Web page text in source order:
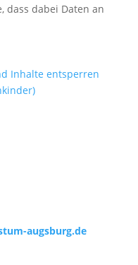
dass dabei Daten an
Inhalte entsperren
augsburg.de